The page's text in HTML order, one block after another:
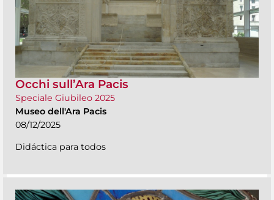
Occhi sull’Ara Pacis
Speciale Giubileo 2025
Museo dell'Ara Pacis
08/12/2025
Didáctica para todos